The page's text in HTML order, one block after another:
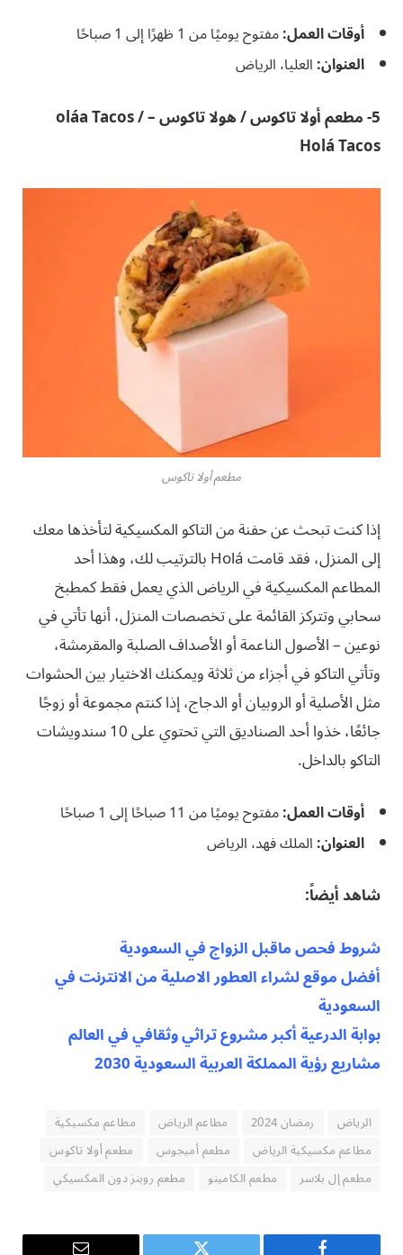
أوقات العمل:مفتوح يوميًا من 1 ظهرًا إلى 1 صباحًا
العنوان:العليا، الرياض
5- مطعم أولا تاكوس / هولا تاكوس – oláa Tacos /
Holá Tacos
مطعم أولا تاكوس
إذا كنت تبحث عن حفنة من التاكو المكسيكية لتأخذها معك
إلى المنزل، فقد قامت Holá بالترتيب لك، وهذا أحد
المطاعم المكسيكية في الرياض الذي يعمل فقط كمطبخ
سحابي وتتركز القائمة على تخصصات المنزل، أنها تأتي في
نوعين – الأصول الناعمة أو الأصداف الصلبة والمقرمشة،
وتأتي التاكو في أجزاء من ثلاثة ويمكنك الاختيار بين الحشوات
مثل الأصلية أو الروبيان أو الدجاج، إذا كنتم مجموعة أو زوجًا
جائعًا، خذوا أحد الصناديق التي تحتوي على 10 سندويشات
التاكو بالداخل.
أوقات العمل:مفتوح يوميًا من 11 صباحًا إلى 1 صباحًا
العنوان:الملك فهد، الرياض
شاهد أيضاً:
شروط فحص ماقبل الزواج في السعودية
أفضل موقع لشراء العطور الاصلية من الانترنت في
السعودية
بوابة الدرعية أكبر مشروع تراثي وثقافي في العالم
مشاريع رؤية المملكة العربية السعودية 2030
الرياض رمضان 2024 مطاعم الرياض
مطاعم مكسيكية
مطاعم مكسيكية الرياض
مطعم أميجوس
مطعم أولا تاكوس
مطعم إل بلاسر
مطعم الكامينو مطعم روبنز دون المكسيكي